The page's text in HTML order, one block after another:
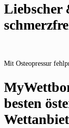
Liebscher
Mit Osteopressur
besten